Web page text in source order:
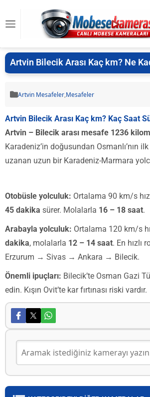
Artvin Bilecik Arası Kaç km? Ne
Artvin Mesafeler,Mesafeler
Artvin Bilecik Arası Kaç km? Kaç Saat
Artvin – Bilecik arası mesafe 1236
Karadeniz’in doğusundan Osmanlı’nın
uzanan uzun bir Karadeniz-Marmara
Otobüsle yolculuk: Ortalama 90 km/s
45 dakika sürer. Molalarla 16 – 18 saat.
Arabayla yolculuk: Ortalama 120 km/s
dakika, molalarla 12 – 14 saat. En hızlı
Erzurum → Sivas → Ankara → Bilecik.
Önemli ipuçları: Bilecik’te Osman Gazi
edin. Kışın Ovit’te kar fırtınası riski vardır.